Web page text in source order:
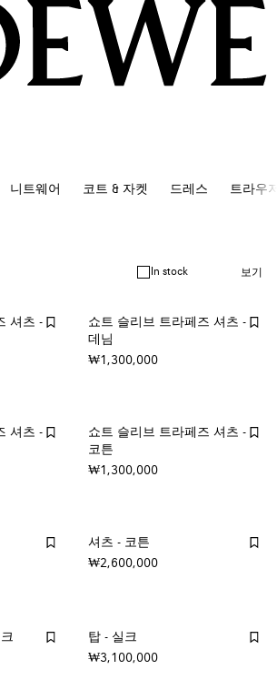
니트웨어 코트 & 자켓 드레스 트라우
In stock 보기
셔츠 -
쇼트 슬리브 트라페즈 셔츠 -
데님
₩1,300,000
셔츠 -
쇼트 슬리브 트라페즈 셔츠 -
코튼
₩1,300,000
셔츠 - 코튼
₩2,600,000
탑 - 실크
₩3,100,000